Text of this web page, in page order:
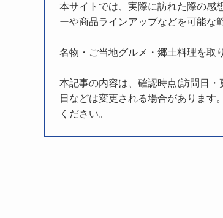
本サイトでは、実際に訪れた際の感
ーや商品ラインアップなどを可能な
名物・ご当地グルメ・郷土料理を取
本記事の内容は、確認時点(訪問日
日などは変更される場合がありま
ください。